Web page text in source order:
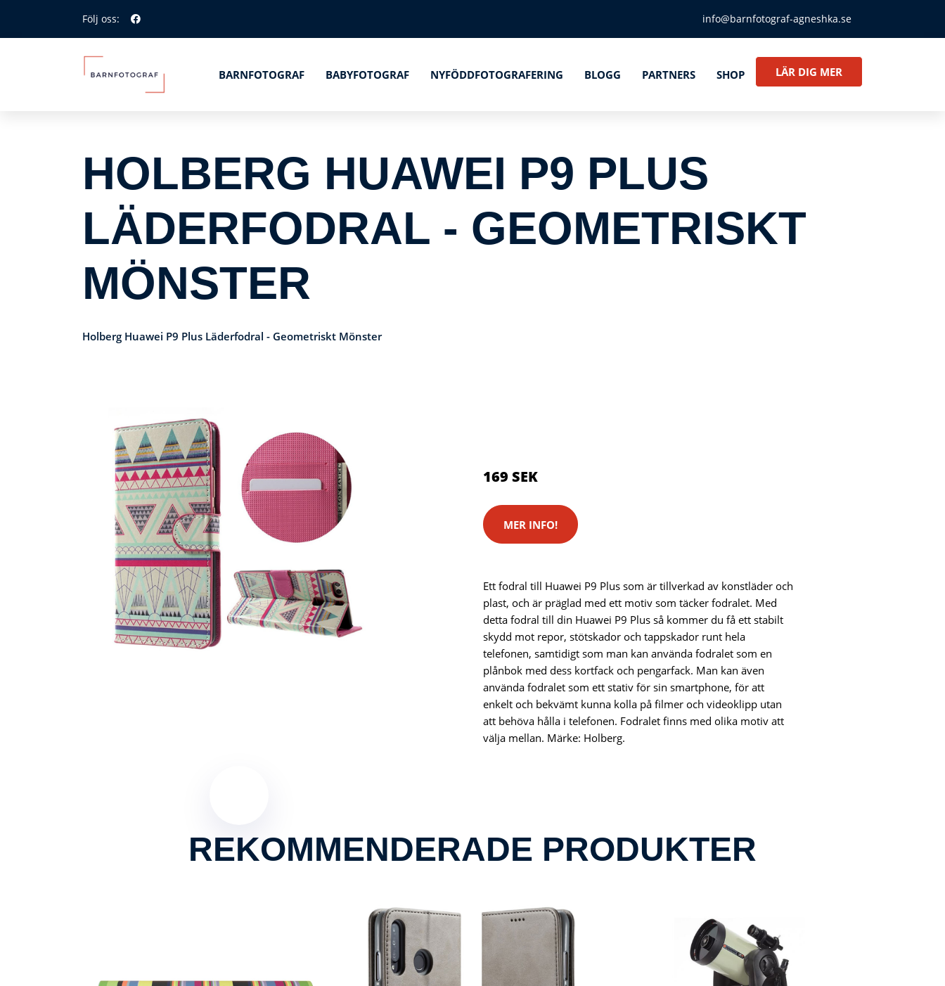
Följ oss: info@barnfotograf-agneshka.se
BARNFOTOGRAF BABYFOTOGRAF NYFÖDDFOTOGRAFERING BLOGG PARTNERS SHOP LÄR DIG MER
HOLBERG HUAWEI P9 PLUS
LÄDERFODRAL - GEOMETRISKT
MÖNSTER
Holberg Huawei P9 Plus Läderfodral - Geometriskt Mönster
169 SEK
MER INFO!
Ett fodral till Huawei P9 Plus som är tillverkad av konstläder och
plast, och är präglad med ett motiv som täcker fodralet. Med
detta fodral till din Huawei P9 Plus så kommer du få ett stabilt
skydd mot repor, stötskador och tappskador runt hela
telefonen, samtidigt som man kan använda fodralet som en
plånbok med dess kortfack och pengarfack. Man kan även
använda fodralet som ett stativ för sin smartphone, för att
enkelt och bekvämt kunna kolla på filmer och videoklipp utan
att behöva hålla i telefonen. Fodralet finns med olika motiv att
välja mellan. Märke: Holberg.
REKOMMENDERADE PRODUKTER